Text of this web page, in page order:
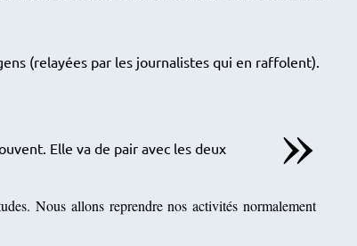
(relayées par les journalistes qui en raffolent).
Elle va de pair avec les deux
Nous allons reprendre nos activités normalement